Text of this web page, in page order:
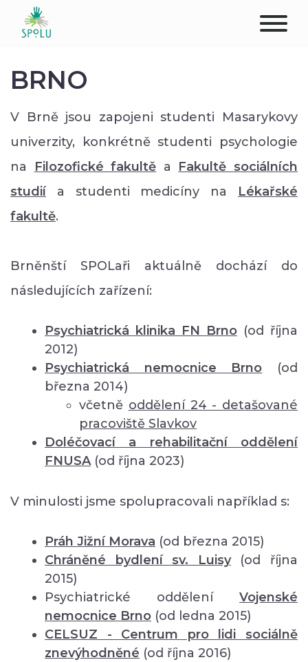
PODPOŘTE NÁS
PŮSOBIŠTĚ
BRNO
V Brně jsou zapojeni studenti Masarykovy
univerzity, konkrétně studenti psychologie
na
Filozofické fakultě a Fakultě sociálních
studií
a studenti medicíny na
Lékařské
fakultě.
Brněnští SPOLaři aktuálně dochází do
následujících zařízení:
Psychiatrická klinika FN Brno (od října
2012)
Psychiatrická nemocnice Brno
(od
března 2014)
včetně oddělení24 - detašované
pracoviště Slavkov
Doléčovací a rehabilitační oddělení
FNUSA (od října 2023)
V minulosti jsme spolupracovali například s:
Práh Jižní Morava (od března 2015)
Chráněné bydlení sv. Luisy
(od října
2015)
Psychiatrické oddělení Vojenské
nemocnice Brno (od ledna 2015)
CELSUZ - Centrum pro lidi sociálně
znevýhodněné (od října 2016)